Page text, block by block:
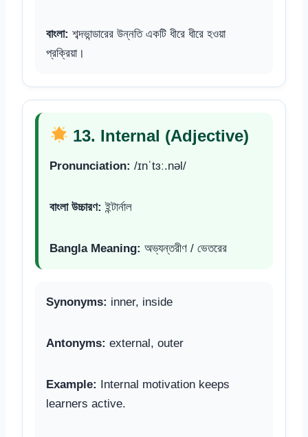
বাংলা: শব্দভান্ডারের উন্নতি একটি ধীরে ধীরে হওয়া
প্রক্রিয়া।
13. Internal (Adjective)
Pronunciation: /ɪnˈtɜː.nəl/
বাংলা উচ্চারণ: ইন্টার্নাল
Bangla Meaning: অভ্যন্তরীণ / ভেতরের
Synonyms: inner, inside
Antonyms: external, outer
Example: Internal motivation keeps
learners active.